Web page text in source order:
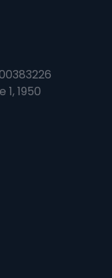
1950